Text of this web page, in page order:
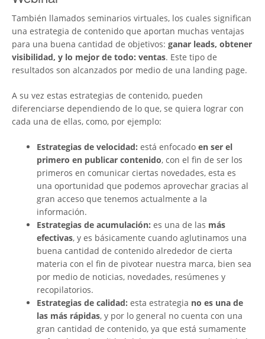
También llamados seminarios virtuales, los cuales significan
una estrategia de contenido que aportan muchas ventajas
para una buena cantidad de objetivos: ganar leads, obtener
visibilidad, y lo mejor de todo: ventas. Este tipo de
resultados son alcanzados por medio de una landing page.
A su vez estas estrategias de contenido, pueden
diferenciarse dependiendo de lo que, se quiera lograr con
cada una de ellas, como, por ejemplo:
Estrategias de velocidad: está enfocado en ser el
primero en publicar contenido, con el fin de ser los
primeros en comunicar ciertas novedades, esta es
una oportunidad que podemos aprovechar gracias al
gran acceso que tenemos actualmente a la
información.
Estrategias de acumulación: es una de las más
efectivas, y es básicamente cuando aglutinamos una
buena cantidad de contenido alrededor de cierta
materia con el fin de pivotear nuestra marca, bien sea
por medio de noticias, novedades, resúmenes y
recopilatorios.
Estrategias de calidad: esta estrategia no es una de
las más rápidas, y por lo general no cuenta con una
gran cantidad de contenido, ya que está sumamente